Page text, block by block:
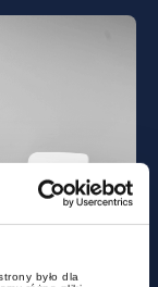
było dla